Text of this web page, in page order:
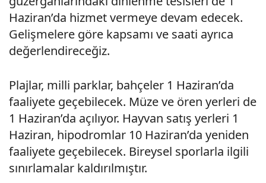
Haziran’da hizmet vermeye devam edecek.
Gelişmelere göre kapsamı ve saati ayrıca
değerlendireceğiz.
Plajlar, milli parklar, bahçeler 1 Haziran’da
faaliyete geçebilecek. Müze ve ören yerleri de
1 Haziran’da açılıyor. Hayvan satış yerleri 1
Haziran, hipodromlar 10 Haziran’da yeniden
faaliyete geçebilecek. Bireysel sporlarla ilgili
sınırlamalar kaldırılmıştır.